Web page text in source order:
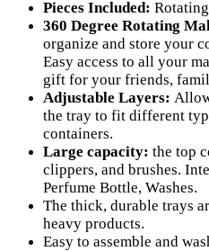
Pieces Included:
360 Degree Rotating
organize and store your
Easy access to all your
gift for your friends,
Adjustable Layers:
the tray to fit different
containers.
Large capacity: the top
clippers, and brushes.
Perfume Bottle, Washes.
The thick, durable trays
heavy products.
Easy to assemble and